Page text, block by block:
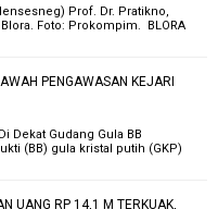
Prof. Dr. Pratikno,
Foto: Prokompim. BLORA
PENGAWASAN KEJARI
Dekat Gudang Gula BB
(BB) gula kristal putih (GKP)
UANG RP 14,1 M TERKUAK,